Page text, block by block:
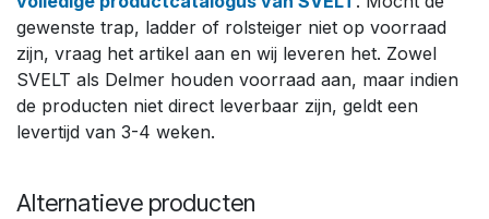
gewenste trap, ladder of rolsteiger niet op voorraad
zijn, vraag het artikel aan en wij leveren het. Zowel
SVELT als Delmer houden voorraad aan, maar indien
de producten niet direct leverbaar zijn, geldt een
levertijd van 3-4 weken.
Alternatieve producten